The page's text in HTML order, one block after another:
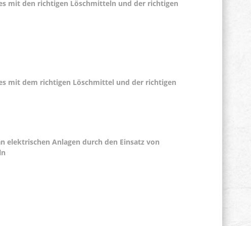
mit den richtigen Löschmitteln und der richtigen
mit dem richtigen Löschmittel und der richtigen
elektrischen Anlagen durch den Einsatz von